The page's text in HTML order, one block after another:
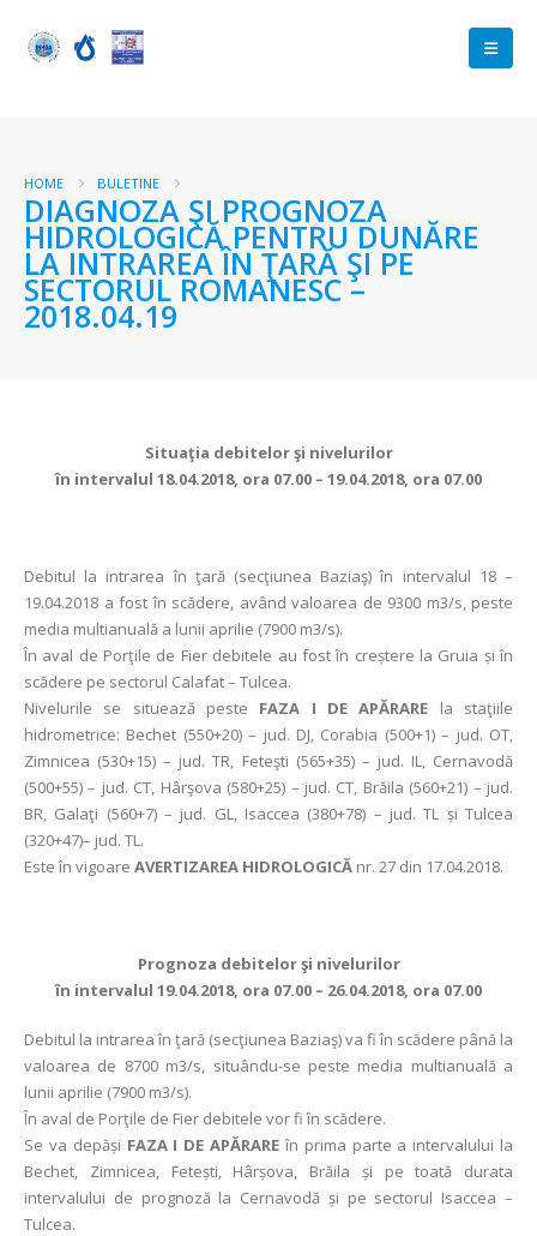
HOME BULETINE
DIAGNOZA ŞI PROGNOZA
HIDROLOGICĂ PENTRU DUNĂRE
LA INTRAREA ÎN ŢARĂ ŞI PE
SECTORUL ROMANESC –
2018.04.19
Situaţia debitelor şi nivelurilor
în intervalul 18.04.2018, ora 07.00 – 19.04.2018, ora 07.00
Debitul la intrarea în ţară (secţiunea Baziaş) în intervalul 18 –
19.04.2018 a fost în scădere, având valoarea de 9300 m3/s, peste
media multianuală a lunii aprilie (7900 m3/s).
În aval de Porţile de Fier debitele au fost în creștere la Gruia și în
scădere pe sectorul Calafat – Tulcea.
Nivelurile se situează peste FAZA I DE APĂRARE la staţiile
hidrometrice: Bechet (550+20) – jud. DJ, Corabia (500+1) – jud. OT,
Zimnicea (530+15) – jud. TR, Feteşti (565+35) – jud. IL, Cernavodă
(500+55) – jud. CT, Hârşova (580+25) – jud. CT, Brăila (560+21) – jud.
BR, Galaţi (560+7) – jud. GL, Isaccea (380+78) – jud. TL și Tulcea
(320+47)– jud. TL.
Este în vigoare AVERTIZAREA HIDROLOGICĂ nr. 27 din 17.04.2018.
Prognoza debitelor şi nivelurilor
în intervalul 19.04.2018, ora 07.00 – 26.04.2018, ora 07.00
Debitul la intrarea în ţară (secţiunea Baziaş) va fi în scădere până la
valoarea de 8700 m3/s, situându-se peste media multianuală a
lunii aprilie (7900 m3/s).
În aval de Porţile de Fier debitele vor fi în scădere.
Se va depăși FAZA I DE APĂRARE în prima parte a intervalului la
Bechet, Zimnicea, Fetești, Hârșova, Brăila și pe toată durata
intervalului de prognoză la Cernavodă și pe sectorul Isaccea –
Tulcea.